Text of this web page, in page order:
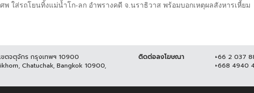
ใส่รถโยนทิ้งแม่น้ำโก-ลก อำพรางคดี จ.นราธิวาส พร้อมบอกเหตุผลสังหารเหี้ยม
ขตจตุจักร กรุงเทพฯ 10900
Chatuchak, Bangkok 10900,
ติดต่อลงโฆษณา
+66 2 037
+668 4940